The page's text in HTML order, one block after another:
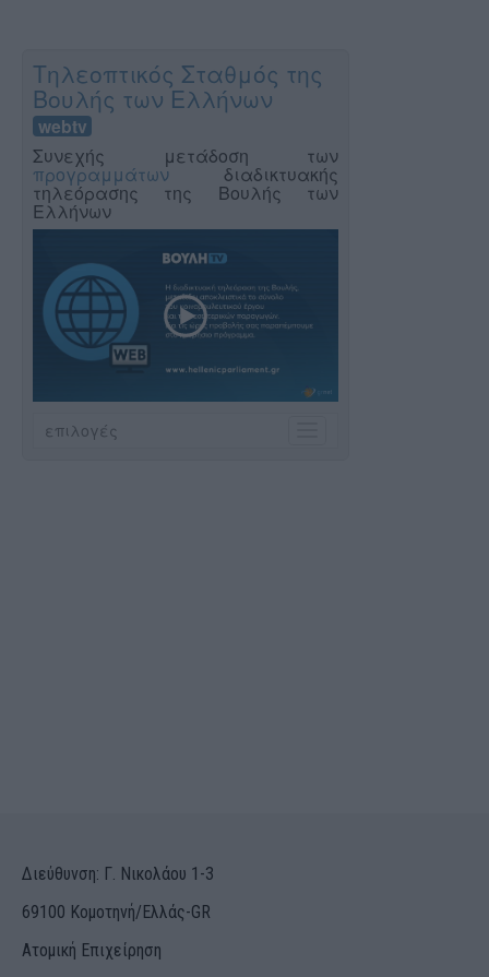
Διεύθυνση: Γ. Νικολάου 1-3
69100 Κομοτηνή/Ελλάς-GR
Ατομική Επιχείρηση